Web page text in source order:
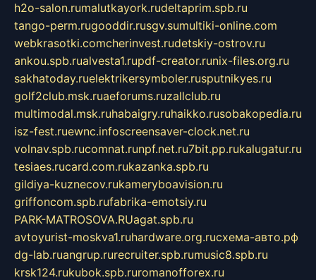
h2o-salon.rumalutkayork.rudeltaprim.spb.ru
tango-perm.rugooddir.rusgv.sumultiki-online.com
webkrasotki.comcherinvest.rudetskiy-ostrov.ru
ankou.spb.rualvesta1.rupdf-creator.runix-files.org.ru
sakhatoday.ruelektrikersymboler.rusputnikyes.ru
golf2club.msk.ruaeforums.ruzallclub.ru
multimodal.msk.ruhabaigry.ruhaikko.rusobakopedia.ru
isz-fest.ruewnc.infoscreensaver-clock.net.ru
volnav.spb.rucomnat.runpf.net.ru7bit.pp.rukalugatur.ru
tesiaes.rucard.com.rukazanka.spb.ru
gildiya-kuznecov.rukameryboavision.ru
griffoncom.spb.rufabrika-emotsiy.ru
PARK-MATROSOVA.RUagat.spb.ru
avtoyurist-moskva1.ruhardware.org.ruсхема-авто.рф
dg-lab.ruangrup.rurecruiter.spb.rumusic8.spb.ru
krsk124.rukubok.spb.ruromanofforex.ru